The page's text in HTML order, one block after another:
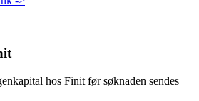
hos Finit før søknaden sendes